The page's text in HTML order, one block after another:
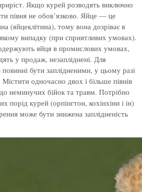
Якщо курей розводять виключно
півня не обов’язково. Яйце — це
(яйцеклітина), тому вона дозріває в
випадку (при сприятливих умовах).
яйця в промислових умовах,
у продаж, незапліднені. Для
бути заплідненими, у цьому разі
Містити одночасно двох і більше півнів
неминучих бійок та травм. Потрібно
порід курей (орпінгтон, кохінхіни і ін)
може бути знижена заплідненість